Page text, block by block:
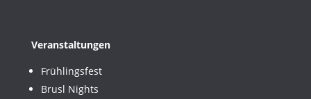
Veranstaltungen
Frühlingsfest
Brusl Nights